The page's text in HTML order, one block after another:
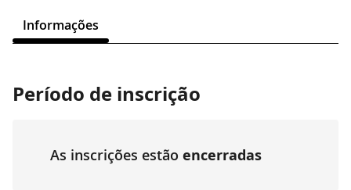
Informações
Período de inscrição
As inscrições estãoencerradas